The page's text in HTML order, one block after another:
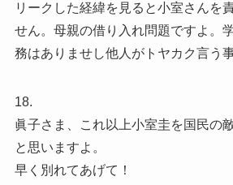
リークした経緯を見ると小室さんを
せん。母親の借り入れ問題ですよ。
務はありませし他人がトヤカク言う
18.
眞子さま、これ以上小室圭を国民の
と思いますよ。
早く別れてあげて！